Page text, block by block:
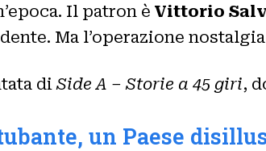
Il patron è Vittorio
Ma l’operazione
di Side A – Storie a 45 giri,
un Paese